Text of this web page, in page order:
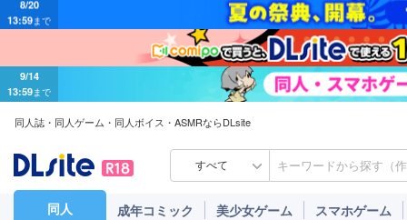
13:59まで
同人誌・同人ゲーム・同人ボイス・ASMRならDLsite
すべて
同人 成年コミック 美少女ゲーム スマホゲーム